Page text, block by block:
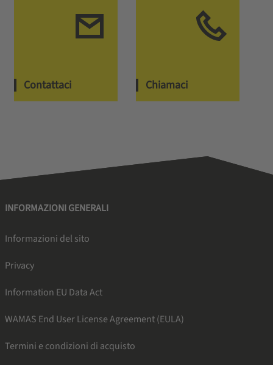
Contattaci Chiamaci
INFORMAZIONI GENERALI
Informazioni del sito
Privacy
Information EU Data Act
WAMAS End User License Agreement (EULA)
Termini e condizioni di acquisto